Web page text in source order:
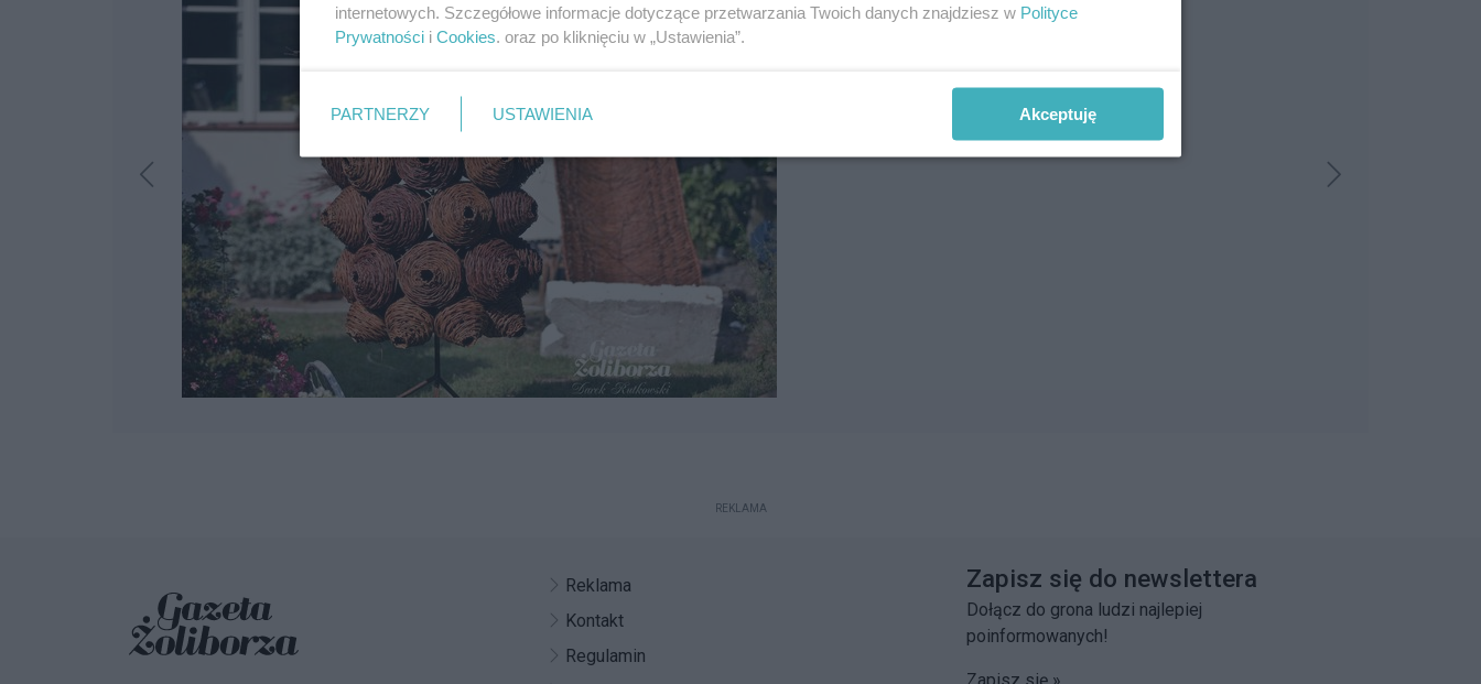
REKLAMA
Reklama
Kontakt
Regulamin
Zapisz się do newslettera
Dołącz do grona ludzi najlepiej
poinformowanych!
internetowych. Szczegółowe informacje dotyczące przetwarzania Twoich danych znajdziesz w Polityce
Prywatności i Cookies . oraz po kliknięciu w „Ustawienia”.
PARTNERZY USTAWIENIA Akceptuję